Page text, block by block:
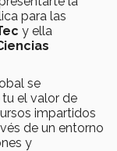
para las
y ella
se
el valor de
impartidos
de un entorno
y